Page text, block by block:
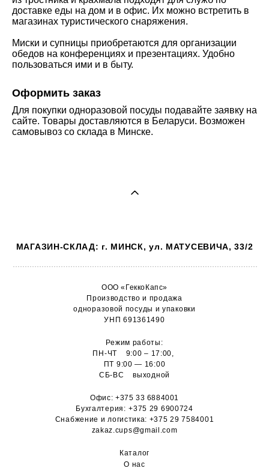
доставке еды на дом и в офис. Их можно встретить в
магазинах туристического снаряжения.
Миски и супницы приобретаются для организации
обедов на конференциях и презентациях. Удобно
пользоваться ими и в быту.
Оформить заказ
Для покупки одноразовой посуды подавайте заявку на
сайте. Товары доставляются в Беларуси. Возможен
самовывоз со склада в Минске.
МАГАЗИН-СКЛАД: г. МИНСК, ул. МАТУСЕВИЧА, 33/2
ООО «ГеккоКапс»
Производство и продажа
одноразовой посуды и упаковки
УНП 691361490
Режим работы:
ПН-ЧТ 9:00 – 17:00,
ПТ 9:00 — 16:00
СБ-ВС выходной
Офис:+375 33 6884001
Бухгалтерия: +375 29 6900724
Снабжение и логистика: +375 29 7584001
zakaz.cups@gmail.com
Каталог
О нас